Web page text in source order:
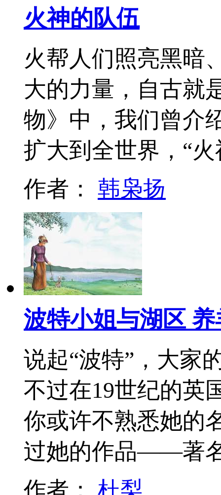
火神的队伍
火帮人们照亮黑暗
大的力量，自古就
物》中，我们曾介
扩大到全世界，“
作者： 韩枭扬
波特小姐与湖区
说起“波特”，大家
不过在19世纪的英
你或许不熟悉她的
过她的作品——著
作者： 杜梨